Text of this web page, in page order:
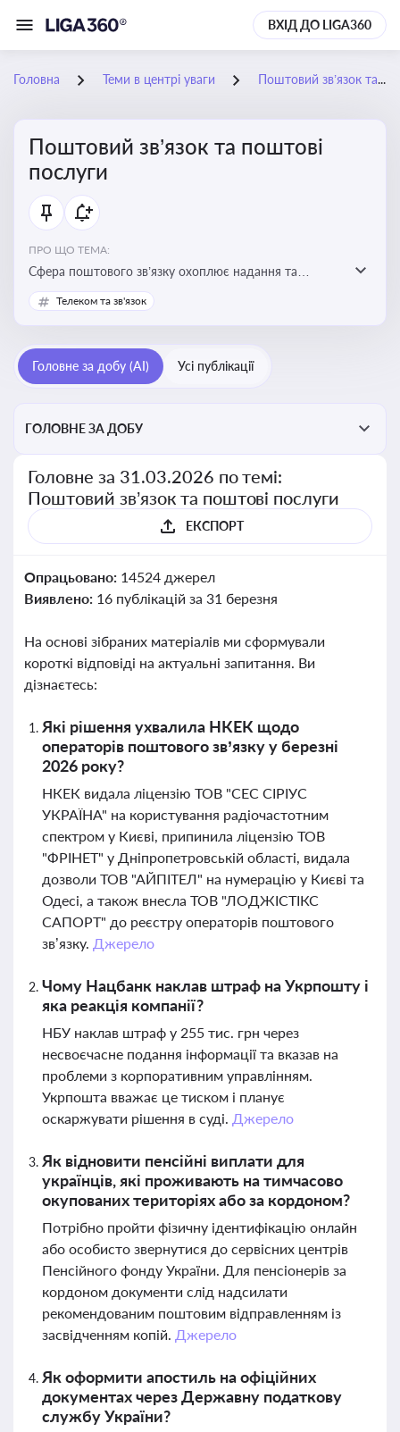
ВХІД ДО LIGA360
Головна Теми в центрі уваги Поштовий зв’язок та поштові послуги
Поштовий зв’язок та поштові
послуги
ПРО ЩО ТЕМА:
Сфера поштового зв’язку охоплює надання та
контроль послуг поштового обслуговування, що
регулюється спеціальним законодавством. Для
ліцензійних умов, участі в державних реєстрах і
забезпечення прав споживачів.
Телеком та зв'язок
Головне за добу (AI) Усі публікації
ГОЛОВНЕ ЗА ДОБУ
Головне за 31.03.2026 по темі:
Поштовий зв’язок та поштові послуги
ЕКСПОРТ
Опрацьовано: 14524 джерел
Виявлено: 16 публікацій за 31 березня
На основі зібраних матеріалів ми сформували
короткі відповіді на актуальні запитання. Ви
дізнаєтесь:
Які рішення ухвалила НКЕК щодо
операторів поштового зв’язку у березні
2026 року?
НКЕК видала ліцензію ТОВ "СЕС СІРІУС
УКРАЇНА" на користування радіочастотним
спектром у Києві, припинила ліцензію ТОВ
"ФРІНЕТ" у Дніпропетровській області, видала
дозволи ТОВ "АЙПІТЕЛ" на нумерацію у Києві та
Одесі, а також внесла ТОВ "ЛОДЖІСТІКС
САПОРТ" до реєстру операторів поштового
зв’язку. Джерело
Чому Нацбанк наклав штраф на Укрпошту і
яка реакція компанії?
НБУ наклав штраф у 255 тис. грн через
несвоєчасне подання інформації та вказав на
проблеми з корпоративним управлінням.
Укрпошта вважає це тиском і планує
оскаржувати рішення в суді. Джерело
Як відновити пенсійні виплати для
українців, які проживають на тимчасово
окупованих територіях або за кордоном?
Потрібно пройти фізичну ідентифікацію онлайн
або особисто звернутися до сервісних центрів
Пенсійного фонду України. Для пенсіонерів за
кордоном документи слід надсилати
рекомендованим поштовим відправленням із
засвідченням копій. Джерело
Як оформити апостиль на офіційних
документах через Державну податкову
службу України?